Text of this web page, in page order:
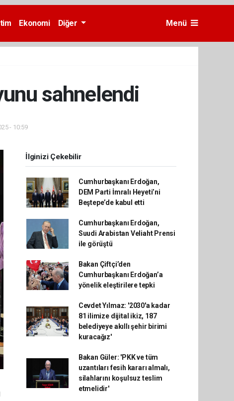
Ekonomi Diğer Menü
sahnelendi
- 10:59
İlginizi Çekebilir
Cumhurbaşkanı Erdoğan,
DEM Parti İmralı Heyeti’ni
Beştepe’de kabul etti
Cumhurbaşkanı Erdoğan,
Suudi Arabistan Veliaht Prensi
ile görüştü
Bakan Çiftçi’den
Cumhurbaşkanı Erdoğan’a
yönelik eleştirilere tepki
Cevdet Yılmaz: '2030'a kadar
81 ilimize dijital ikiz, 187
belediyeye akıllı şehir birimi
kuracağız'
Bakan Güler: 'PKK ve tüm
uzantıları fesih kararı almalı,
silahlarını koşulsuz teslim
etmelidir'